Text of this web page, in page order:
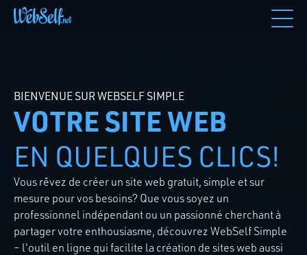
BIENVENUE SUR WEBSELF SIMPLE
VOTRE SITE WEB
EN QUELQUES CLICS!
Vous rêvez de créer un site web gratuit, simple et sur
mesure pour vos besoins? Que vous soyez un
professionnel indépendant ou un passionné cherchant à
partager votre enthousiasme, découvrez WebSelf Simple
– l'outil en ligne qui facilite la création de sites web aussi